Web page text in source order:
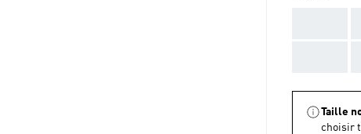
Taille
choisir